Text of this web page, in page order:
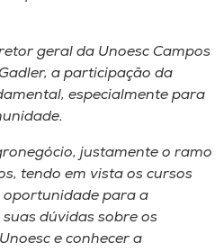
geral da Unoesc Campos
a participação da
especialmente para
justamente o ramo
tendo em vista os cursos
oportunidade para a
dúvidas sobre os
e conhecer a